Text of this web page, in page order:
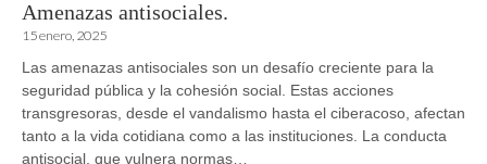
Amenazas antisociales.
15 enero, 2025
Las amenazas antisociales son un desafío creciente para la
seguridad pública y la cohesión social. Estas acciones
transgresoras, desde el vandalismo hasta el ciberacoso, afectan
tanto a la vida cotidiana como a las instituciones. La conducta
antisocial, que vulnera normas…